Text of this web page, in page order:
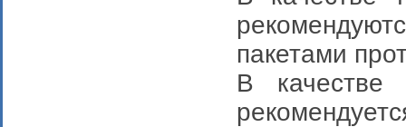
пакетами
В качестве